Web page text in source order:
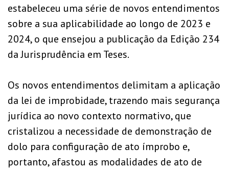
estabeleceu uma série de novos entendimentos
sobre a sua aplicabilidade ao longo de 2023 e
2024, o que ensejou a publicação da Edição 234
da Jurisprudência em Teses.
Os novos entendimentos delimitam a aplicação
da lei de improbidade, trazendo mais segurança
jurídica ao novo contexto normativo, que
cristalizou a necessidade de demonstração de
dolo para configuração de ato ímprobo e,
portanto, afastou as modalidades de ato de